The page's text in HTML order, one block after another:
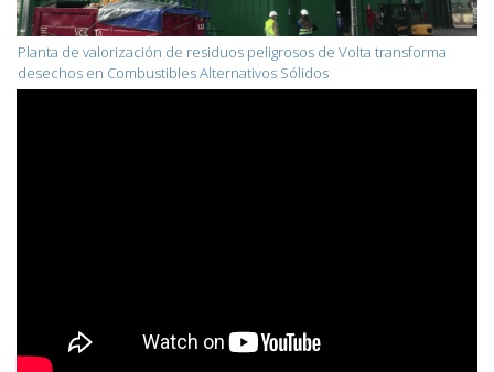
Planta de valorización de residuos peligrosos de Volta transforma
desechos en Combustibles Alternativos Sólidos